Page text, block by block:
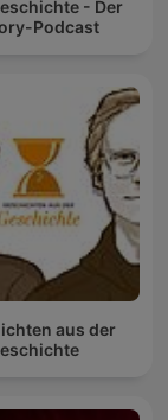
- Der
Podcast
aus der